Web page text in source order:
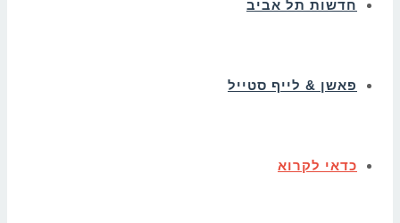
חדשות תל אביב
פאשן & לייף סטייל
כדאי לקרוא